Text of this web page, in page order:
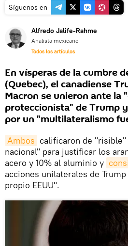
Síguenos en
Alfredo Jalife-Rahme
Analista mexicano
Todos los artículos
En vísperas de la cumbre
(Quebec), el canadiense
Macron se unieron ante la
proteccionista" de Trump
por un "multilateralismo
Ambos calificaron de
nacional" para justificar los
acero y 10% al aluminio y
acciones unilaterales de
propio EEUU".